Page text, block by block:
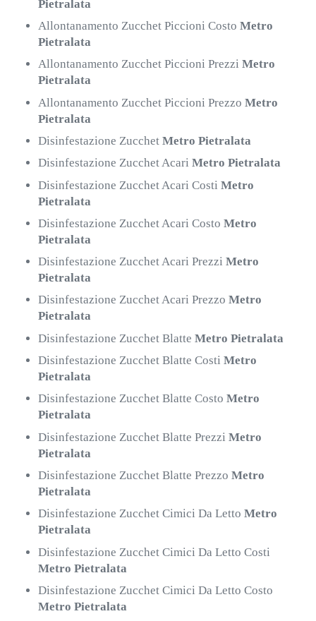
Pietralata
Allontanamento Zucchet Piccioni CostoMetro
Pietralata
Allontanamento Zucchet Piccioni PrezziMetro
Pietralata
Allontanamento Zucchet Piccioni PrezzoMetro
Pietralata
Disinfestazione ZucchetMetro Pietralata
Disinfestazione Zucchet AcariMetro Pietralata
Disinfestazione Zucchet Acari CostiMetro
Pietralata
Disinfestazione Zucchet Acari CostoMetro
Pietralata
Disinfestazione Zucchet Acari PrezziMetro
Pietralata
Disinfestazione Zucchet Acari PrezzoMetro
Pietralata
Disinfestazione Zucchet BlatteMetro Pietralata
Disinfestazione Zucchet Blatte CostiMetro
Pietralata
Disinfestazione Zucchet Blatte CostoMetro
Pietralata
Disinfestazione Zucchet Blatte PrezziMetro
Pietralata
Disinfestazione Zucchet Blatte PrezzoMetro
Pietralata
Disinfestazione Zucchet Cimici Da LettoMetro
Pietralata
Disinfestazione Zucchet Cimici Da Letto Costi
Metro Pietralata
Disinfestazione Zucchet Cimici Da Letto Costo
Metro Pietralata